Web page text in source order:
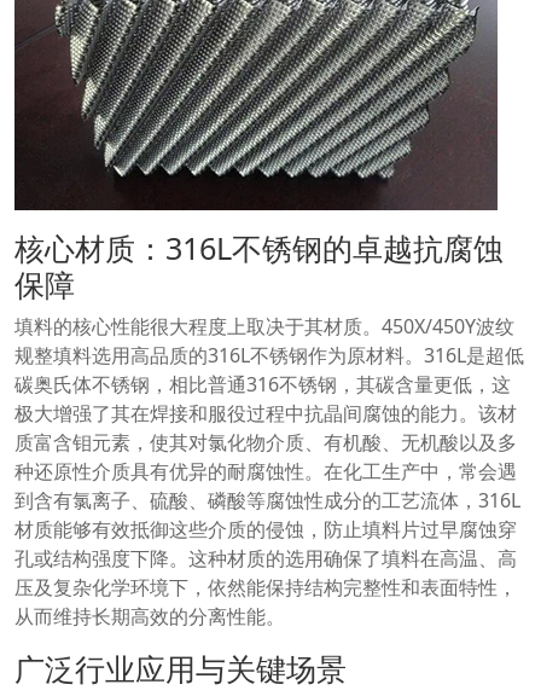
核心材质：316L不锈钢的卓越抗腐蚀
保障
填料的核心性能很大程度上取决于其材质。450X/450Y波纹
规整填料选用高品质的316L不锈钢作为原材料。316L是超低
碳奥氏体不锈钢，相比普通316不锈钢，其碳含量更低，这
极大增强了其在焊接和服役过程中抗晶间腐蚀的能力。该材
质富含钼元素，使其对氯化物介质、有机酸、无机酸以及多
种还原性介质具有优异的耐腐蚀性。在化工生产中，常会遇
到含有氯离子、硫酸、磷酸等腐蚀性成分的工艺流体，316L
材质能够有效抵御这些介质的侵蚀，防止填料片过早腐蚀穿
孔或结构强度下降。这种材质的选用确保了填料在高温、高
压及复杂化学环境下，依然能保持结构完整性和表面特性，
从而维持长期高效的分离性能。
广泛行业应用与关键场景